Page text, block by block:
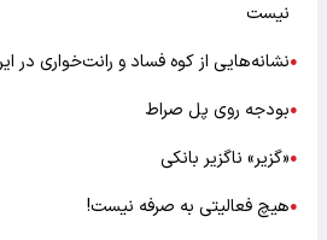
نیست
●نشانه‌هایی از کوه فساد و رانت‌خواری در
●بودجه روی پل صراط
●«گزیر» ناگزیر بانکی
●هیچ فعالیتی به صرفه نیست!